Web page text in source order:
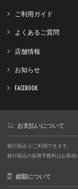
ご利用ガイド
よくあるご質問
店舗情報
お知らせ
FACEBOOK
お支払いについて
銀行振込 がご利用できます。
銀行振込の振替手数料はお客様
総額について